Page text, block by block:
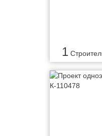
1